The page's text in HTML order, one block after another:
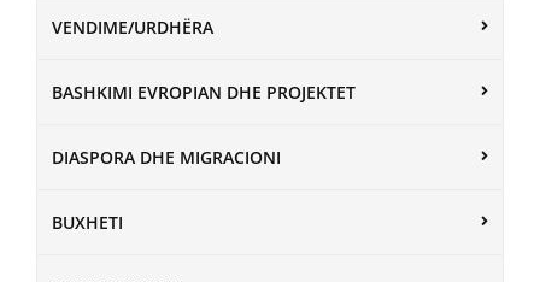
VENDIME/URDHËRA
BASHKIMI EVROPIAN DHE PROJEKTET
DIASPORA DHE MIGRACIONI
BUXHETI